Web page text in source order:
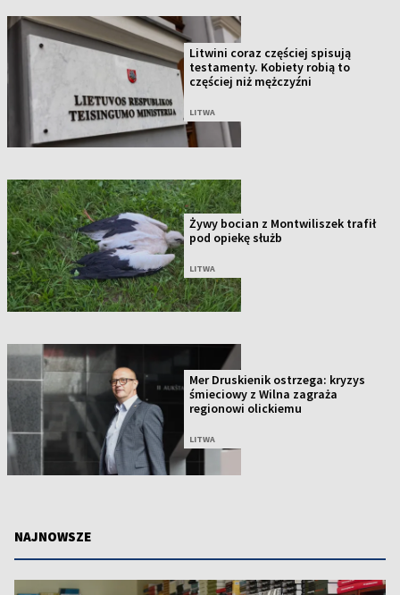
Litwini coraz częściej spisują
testamenty. Kobiety robią to
częściej niż mężczyźni
LITWA
Żywy bocian z Montwiliszek trafił
pod opiekę służb
LITWA
Mer Druskienik ostrzega: kryzys
śmieciowy z Wilna zagraża
regionowi olickiemu
LITWA
NAJNOWSZE